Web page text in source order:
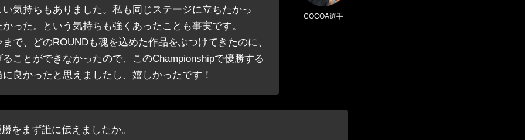
気持ちもありました。私も同じステージに立ちたかっ
った。という気持ちも強くあったことも事実です。
で、どのROUNDも魂を込めた作品をぶつけてきたのに、
ことができなかったので、このChampionshipで優勝する
良かったと思えましたし、嬉しかったです！
COCOA選手
をまず誰に伝えましたか。